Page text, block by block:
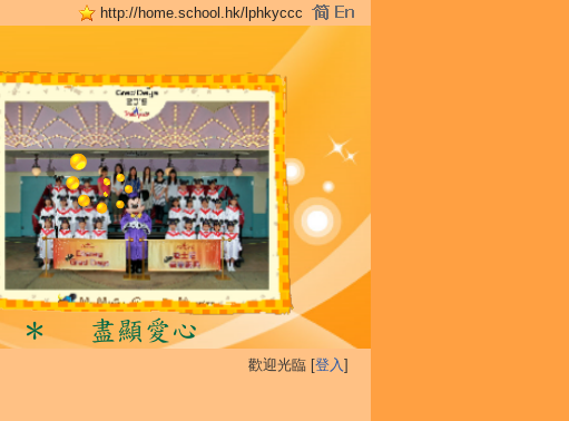
http://home.school.hk/lphkyccc
歡迎光臨 [登入]